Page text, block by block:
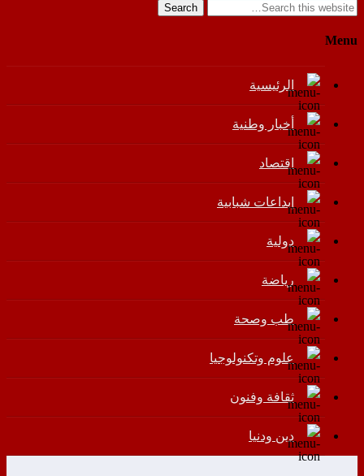
Search
Menu
الرئيسية
أخبار وطنية
اقتصاد
إبداعات شبابية
دولية
رياضة
طب وصحة
علوم وتكنولوجيا
ثقافة وفنون
دين ودنيا